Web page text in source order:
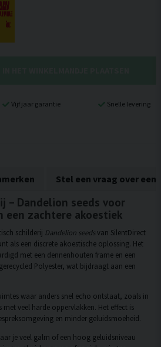
Vijf jaar garantie Snelle levering
Stel een vraag over een
– Dandelion seeds voor
een zachtere akoestiek
schilderij Dandelion seedsvan SilentDirect
als een discrete akoestische oplossing. Het
met een dennenhouten frame en een
Polyester, wat bijdraagt aan een
waar anders snel echo ontstaat, zoals in
veel harde oppervlakken. Het effect is
en minder geluidsmoeheid.
je veel galm of een hoog geluidsniveau